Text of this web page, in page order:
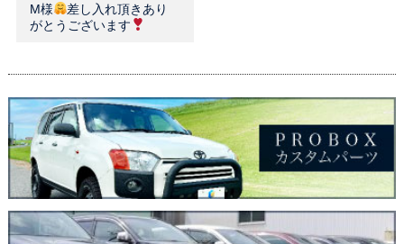
M様
差し入れ頂きあり
がとうございます